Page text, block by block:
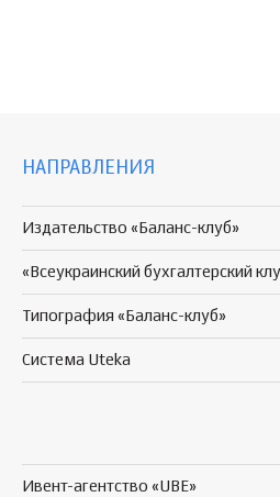
НАПРАВЛЕНИЯ
Издательство «Баланс-клуб»
«Всеукраинский бухгалтерский
Типография «Баланс-клуб»
Система Uteka
Ивент-агентство «UBE»